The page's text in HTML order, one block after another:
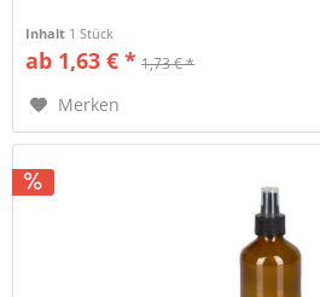
Inhalt 1 Stück
ab 1,63 € * 1,73 € *
Merken